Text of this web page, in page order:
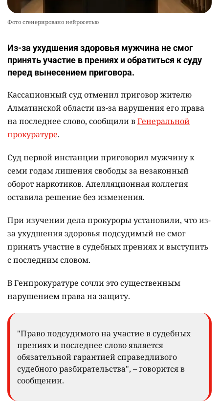
Фото сгенерировано нейросетью
Из-за ухудшения здоровья мужчина не смог
принять участие в прениях и обратиться к суду
перед вынесением приговора.
Кассационный суд отменил приговор жителю
Алматинской области из-за нарушения его права
на последнее слово, сообщили вГенеральной
прокуратуре.
Суд первой инстанции приговорил мужчину к
семи годам лишения свободы за незаконный
оборот наркотиков. Апелляционная коллегия
оставила решение без изменения.
При изучении дела прокуроры установили, что из-
за ухудшения здоровья подсудимый не смог
принять участие в судебных прениях и выступить
с последним словом.
В Генпрокуратуре сочли это существенным
нарушением права на защиту.
"Право подсудимого на участие в судебных
прениях и последнее слово является
обязательной гарантией справедливого
судебного разбирательства", – говорится в
сообщении.